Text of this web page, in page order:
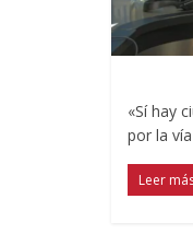
«Sí hay
por la
Leer